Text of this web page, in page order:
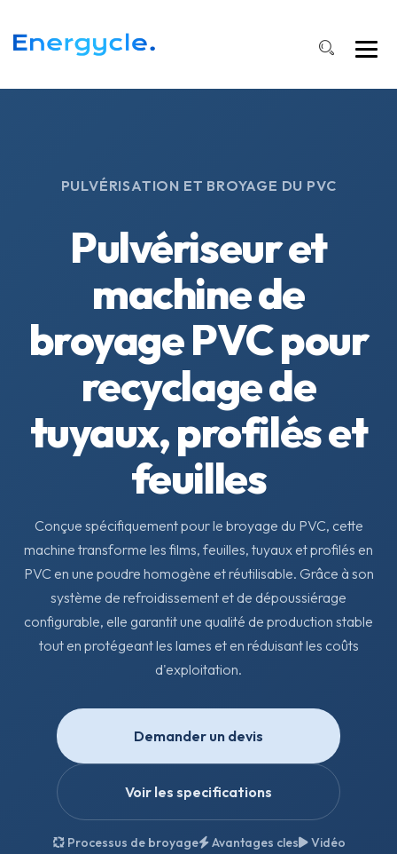
PULVÉRISATION ET BROYAGE DU PVC
Pulvériseur et
machine de
broyage PVC pour
recyclage de
tuyaux, profilés et
feuilles
Conçue spécifiquement pour le broyage du PVC, cette
machine transforme les films, feuilles, tuyaux et profilés en
PVC en une poudre homogène et réutilisable. Grâce à son
système de refroidissement et de dépoussiérage
configurable, elle garantit une qualité de production stable
tout en protégeant les lames et en réduisant les coûts
d'exploitation.
Demander un devis
Voir les specifications
Processus de broyage Avantages cles
Vidéo